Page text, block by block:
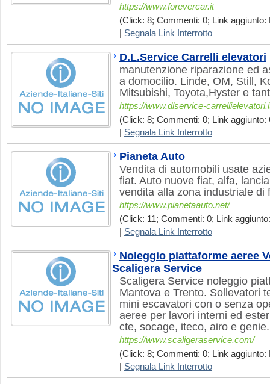
https://www.forevercar.it
(Click: 8; Commenti: 0; Link aggiunto:
Segnala Link Interrotto
D.L.Service Carrelli elevatori
manutenzione riparazione ed
a domocilio. Linde, OM, Still,
Mitsubishi, Toyota,Hyster e
https://www.dlservice-
(Click: 8; Commenti: 0; Link aggiunto:
Segnala Link Interrotto
Pianeta Auto
Vendita di automobili usate
fiat. Auto nuove fiat, alfa,
vendita alla zona industriale di
https://www.pianetaauto.net/
(Click: 11; Commenti: 0; Link
Segnala Link Interrotto
Noleggio piattaforme aeree
Scaligera Service
Scaligera Service noleggio
Mantova e Trento. Sollevatori
mini escavatori con o senza
aeree per lavori interni ed
cte, socage, iteco, airo e genie.
https://www.scaligeraservice.com/
(Click: 8; Commenti: 0; Link aggiunto:
Segnala Link Interrotto